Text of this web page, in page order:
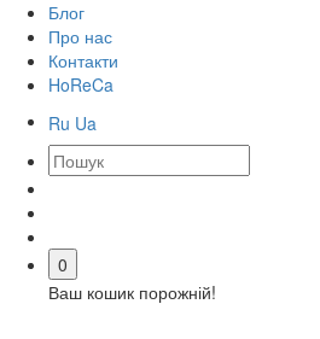
Блог
Про нас
Контакти
HoReCa
Ru Ua
0
Ваш кошик порожній!